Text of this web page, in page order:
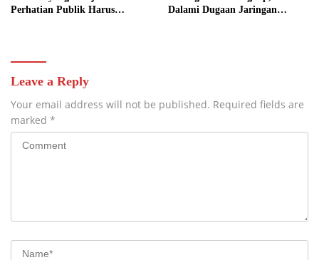
Perhatian Publik Harus
Dalami Dugaan Jaringan
Leave a Reply
Your email address will not be published. Required fields are
marked *